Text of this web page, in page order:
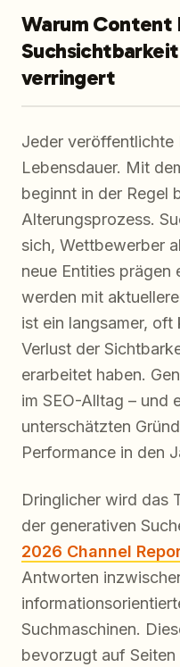
Warum Content
verringert
Jeder veröffentlichte
Lebensdauer. Mit
beginnt in der Regel
Alterungsprozess.
sich, Wettbewerber
neue Entities
werden mit
ist ein langsamer, oft
Verlust der
erarbeitet haben.
im SEO-Alltag – und
unterschätzten
Performance in den
Dringlicher wird das
der generativen
2026 Channel
Antworten
Suchmaschinen.
bevorzugt auf